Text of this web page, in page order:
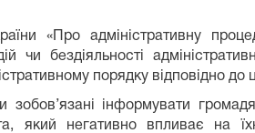
«Про адміністративну
чи бездіяльності
порядку відповідно до
зобов’язані інформувати
який негативно впливає на